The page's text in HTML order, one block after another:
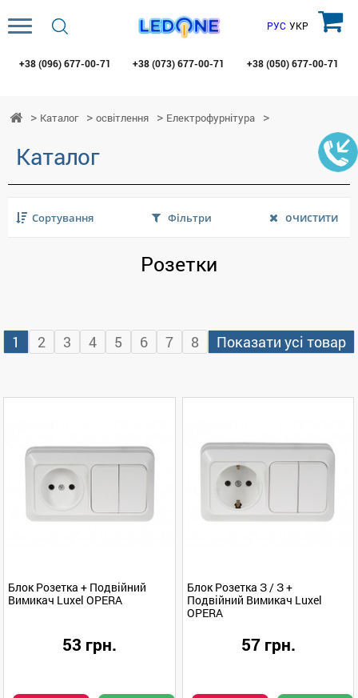
+38 (096) 677-00-71 +38 (073)677-00-71 +38 (050)677-00-71
РУС УКР
Каталог освітлення Електрофурнітура
Каталог
Сортування Фільтри очистити
Розетки
1 2 3 4 5 6 7 8 Показати усі товар
Блок Розетка + Подвійний
Вимикач Luxel OPERA
53 грн.
Блок Розетка З / З +
Подвійний Вимикач Luxel
OPERA
57 грн.